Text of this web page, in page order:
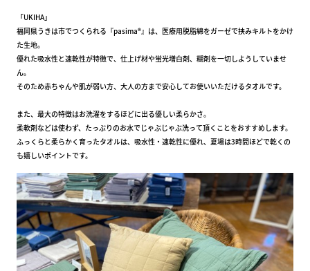
「UKIHA」
福岡県うきは市でつくられる『pasima®︎』は、医療用脱脂綿をガーゼで挟みキルトをかけ
た生地。
優れた吸水性と速乾性が特徴で、仕上げ材や蛍光増白剤、糊剤を一切しようしていませ
ん。
そのため赤ちゃんや肌が弱い方、大人の方まで安心してお使いいただけるタオルです。
また、最大の特徴はお洗濯をするほどに出る優しい柔らかさ。
柔軟剤などは使わず、たっぷりのお水でじゃぶじゃぶ洗って頂くことをおすすめします。
ふっくらと柔らかく育ったタオルは、吸水性・速乾性に優れ、夏場は3時間ほどで乾くの
も嬉しいポイントです。